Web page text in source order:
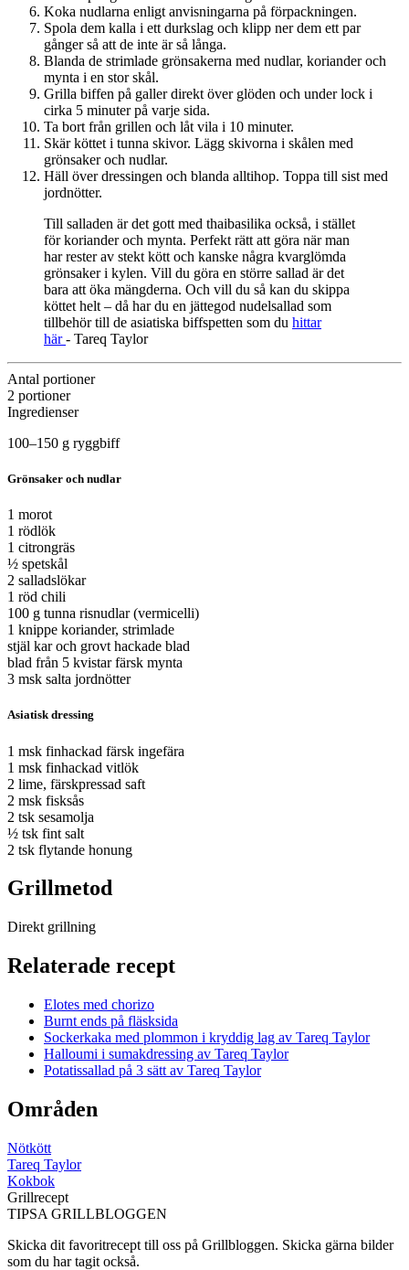
Koka nudlarna enligt anvisningarna på förpackningen.
Spola dem kalla i ett durkslag och klipp ner dem ett par
gånger så att de inte är så långa.
Blanda de strimlade grönsakerna med nudlar, koriander och
mynta i en stor skål.
Grilla biffen på galler direkt över glöden och under lock i
cirka 5 minuter på varje sida.
Ta bort från grillen och låt vila i 10 minuter.
Skär köttet i tunna skivor. Lägg skivorna i skålen med
grönsaker och nudlar.
Häll över dressingen och blanda alltihop. Toppa till sist med
jordnötter.
Till salladen är det gott med thaibasilika också, i stället
för koriander och mynta. Perfekt rätt att göra när man
har rester av stekt kött och kanske några kvarglömda
grönsaker i kylen. Vill du göra en större sallad är det
bara att öka mängderna. Och vill du så kan du skippa
köttet helt – då har du en jättegod nudelsallad som
tillbehör till de asiatiska biffspetten som du hittar
här - Tareq Taylor
Antal portioner
2 portioner
Ingredienser
100–150 g ryggbiff
Grönsaker och nudlar
1 morot
1 rödlök
1 citrongräs
½ spetskål
2 salladslökar
1 röd chili
100 g tunna risnudlar (vermicelli)
1 knippe koriander, strimlade
stjäl­ kar och grovt hackade blad
blad från 5 kvistar färsk mynta
3 msk salta jordnötter
Asiatisk dressing
1 msk finhackad färsk ingefära
1 msk finhackad vitlök
2 lime, färskpressad saft
2 msk fisksås
2 tsk sesamolja
½ tsk fint salt
2 tsk flytande honung
Grillmetod
Direkt grillning
Relaterade recept
Elotes med chorizo
Burnt ends på fläsksida
Sockerkaka med plommon i kryddig lag av Tareq Taylor
Halloumi i sumakdressing av Tareq Taylor
Potatissallad på 3 sätt av Tareq Taylor
Områden
Nötkött
Tareq Taylor
Kokbok
Grillrecept
TIPSA GRILLBLOGGEN
Skicka dit favoritrecept till oss på Grillbloggen. Skicka gärna bilder
som du har tagit också.